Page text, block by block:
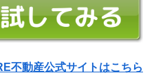
不動産公式サイトはこちら